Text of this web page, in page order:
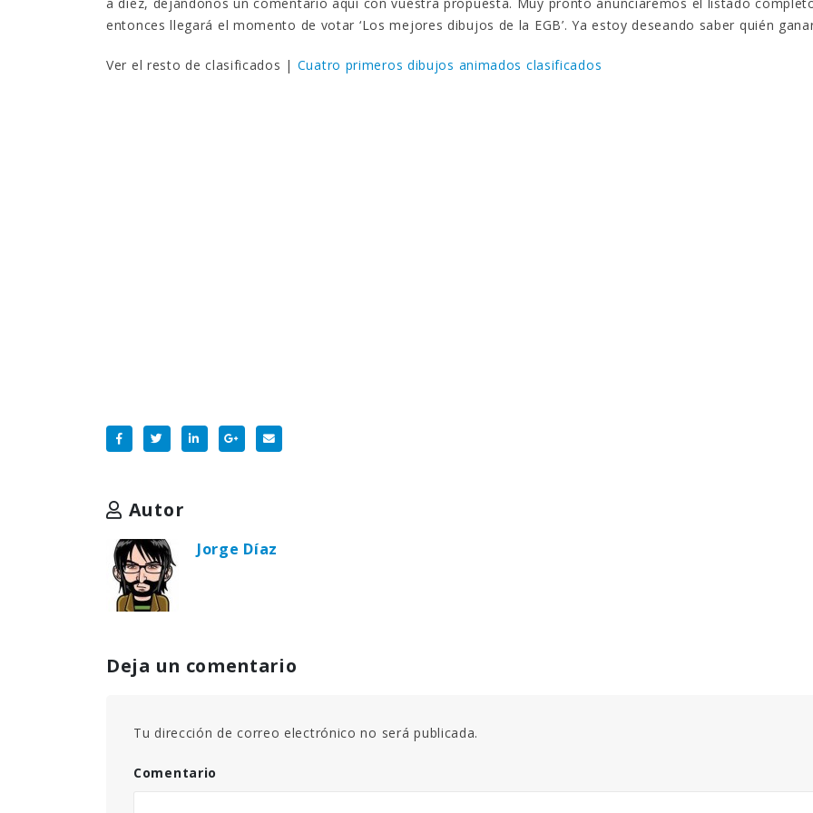
entonces llegará el momento de votar ‘Los mejores dibujos de la EGB’. Ya estoy deseando saber quién
Ver el resto de clasificados | Cuatro primeros dibujos animados clasificados
Autor
Jorge Díaz
Deja un comentario
Tu dirección de correo electrónico no será publicada.
Comentario